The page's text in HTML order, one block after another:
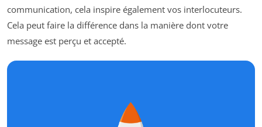
communication, cela inspire également vos interlocuteurs.
Cela peut faire la différence dans la manière dont votre
message est perçu et accepté.